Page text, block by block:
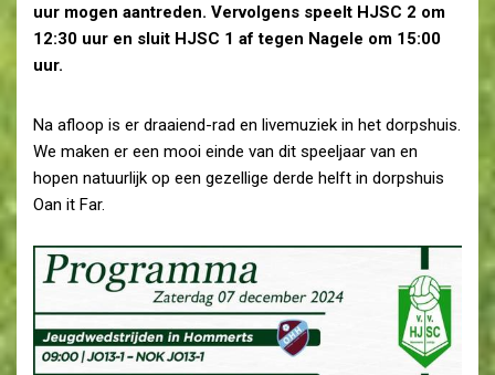
uur mogen aantreden. Vervolgens speelt HJSC 2 om
12:30 uur en sluit HJSC 1 af tegen Nagele om 15:00
uur.
Na afloop is er draaiend-rad en livemuziek in het dorpshuis.
We maken er een mooi einde van dit speeljaar van en
hopen natuurlijk op een gezellige derde helft in dorpshuis
Oan it Far.